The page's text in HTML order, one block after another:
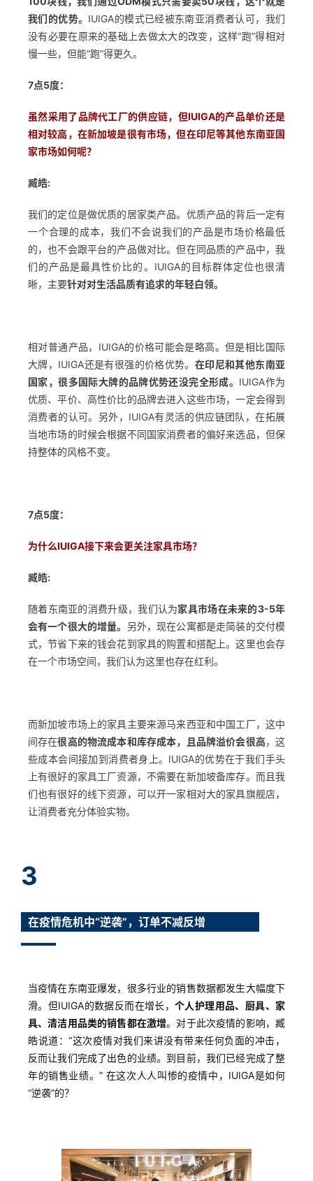
我们的优势。 IUIGA的模式已经被东南亚消费者认可，我们
没有必要在原来的基础上去做太大的改变，这样“跑”得相对
慢一些，但能“跑”得更久。
7点5度：
虽然采用了品牌代工厂的供应链，但IUIGA的产品单价还是
相对较高，在新加坡是很有市场，但在印尼等其他东南亚国
家市场如何呢？
臧皓:
我们的定位是做优质的居家类产品。优质产品的背后一定有
一个合理的成本，我们不会说我们的产品是市场价格最低
的，也不会跟平台的产品做对比。但在同品质的产品中，我
们的产品是最具性价比的。IUIGA的目标群体定位也很清
晰，主要针对对生活品质有追求的年轻白领。
相对普通产品，IUIGA的价格可能会是略高。但是相比国际
大牌，IUIGA还是有很强的价格优势。 在印尼和其他东南亚
国家，很多国际大牌的品牌优势还没完全形成。 IUIGA作为
优质、平价、高性价比的品牌去进入这些市场，一定会得到
消费者的认可。另外，IUIGA有灵活的供应链团队，在拓展
当地市场的时候会根据不同国家消费者的偏好来选品，但保
持整体的风格不变。
7点5度：
为什么IUIGA接下来会更关注家具市场？
臧皓:
随着东南亚的消费升级，我们认为家具市场在未来的3-5年
会有一个很大的增量。 另外，现在公寓都是走简装的交付模
式，节省下来的钱会花到家具的购置和搭配上。这里也会存
在一个市场空间，我们认为这里也存在红利。
而新加坡市场上的家具主要来源马来西亚和中国工厂，这中
间存在很高的物流成本和库存成本，且品牌溢价会很高，这
些成本会间接加到消费者身上。IUIGA的优势在于我们手头
上有很好的家具工厂资源，不需要在新加坡备库存。而且我
们也有很好的线下资源，可以开一家相对大的家具旗舰店，
让消费者充分体验实物。
3
在疫情危机中“逆袭”，订单不减反增
当疫情在东南亚爆发，很多行业的销售数据都发生大幅度下
滑。但IUIGA的数据反而在增长，个人护理用品、厨具、家
具、清洁用品类的销售都在激增。对于此次疫情的影响，臧
皓说道：“这次疫情对我们来讲没有带来任何负面的冲击，
反而让我们完成了出色的业绩。到目前，我们已经完成了整
年的销售业绩。” 在这次人人叫惨的疫情中，IUIGA是如何
“逆袭”的？